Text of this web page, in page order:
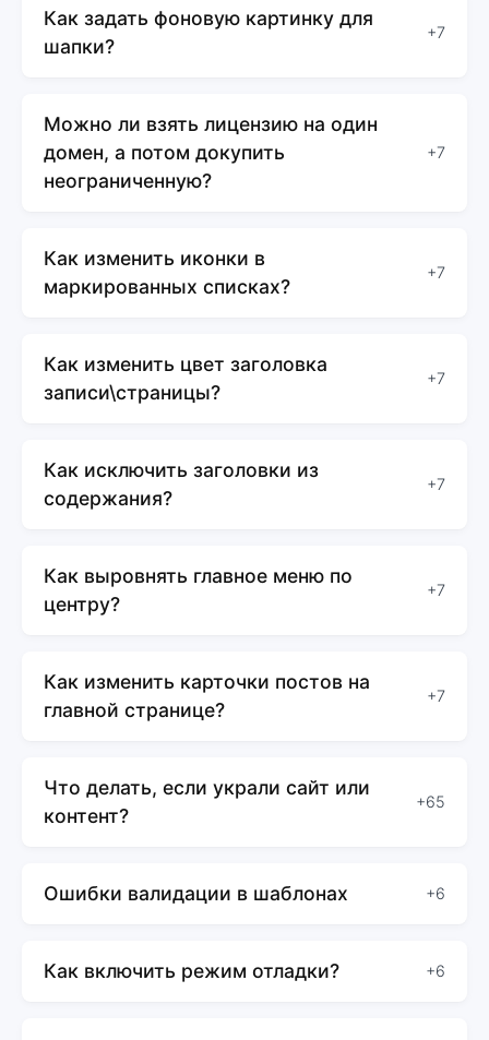
Как задать фоновую картинку для
шапки?
+7
Можно ли взять лицензию на один
домен, а потом докупить
неограниченную?
+7
Как изменить иконки в
маркированных списках?
+7
Как изменить цвет заголовка
записи\страницы?
+7
Как исключить заголовки из
содержания?
+7
Как выровнять главное меню по
центру?
+7
Как изменить карточки постов на
главной странице?
+7
Что делать, если украли сайт или
контент?
+65
Ошибки валидации в шаблонах +6
Как включить режим отладки? +6